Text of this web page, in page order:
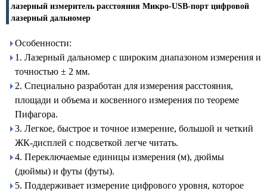
лазерный измеритель расстояния Микро-USB-порт цифровой
лазерный дальномер
Особенности:
1. Лазерный дальномер с широким диапазоном измерения и
точностью ± 2 мм.
2. Специально разработан для измерения расстояния,
площади и объема и косвенного измерения по теореме
Пифагора.
3. Легкое, быстрое и точное измерение, большой и четкий
ЖК-дисплей с подсветкой легче читать.
4. Переключаемые единицы измерения (м), дюймы
(дюймы) и футы (футы).
5. Поддерживает измерение цифрового уровня, которое